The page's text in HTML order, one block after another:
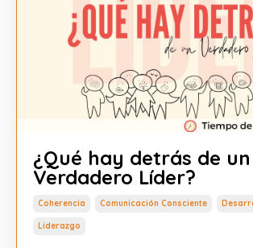
¿Qué hay detrás de un
Verdadero Líder?
Coherencia Comunicación Consciente
Liderazgo